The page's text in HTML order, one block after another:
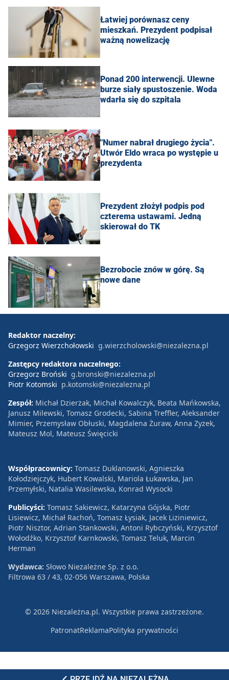
Łatwiej porównasz ceny
mieszkań. Prezydent podpisał
ważną nowelizację
Ponad 200 interwencji. Ulewne
burze siały spustoszenie. Woda
wdarła się do szpitala
"Numer nabrał drugiego życia".
Utwór Eldo wraca po występie u
prezydenta
Prezydent złożył podpis pod
czterema ustawami. Jedną
skierował do TK
Bezrobocie znów w górę. Są
nowe dane
Redaktor naczelny:
Grzegorz Wierzchołowski g.wierzcholowski@niezalezna.pl
Zastępcy redaktora naczelnego:
Grzegorz Broński g.bronski@niezalezna.pl
Piotr Kotomski p.kotomski@niezalezna.pl
Zespół: Michał Dzierżak, Michał Kowalczyk, Beata Mańkowska,
Janusz Milewski, Tomasz Grodecki, Sabina Treffler, Aleksander
Mimier, Przemysław Obłuski, Magdalena Żuraw, Anna Zyzek,
Mateusz Mol, Mateusz Święcicki
Współpracownicy: Tomasz Duklanowski, Agnieszka
Kołodziejczyk, Hubert Kowalski, Mariola Łukawska, Jan
Przemyłski, Natalia Wasilewska, Konrad Wysocki
Publicyści: Tomasz Sakiewicz, Katarzyna Gójska, Piotr
Lisiewicz, Michał Rachoń, Tomasz Łysiak, Jacek Liziniewicz,
Piotr Nisztor, Adrian Stankowski, Antoni Rybczyński, Krzysztof
Wołodźko, Krzysztof Karnkowski, Tomasz Teluk, Marcin
Herman
Wydawca: Słowo Niezależne Sp. z o.o.
Filtrowa 63 / 43, 02-056 Warszawa, Polska
© 2026 Niezależna.pl. Wszystkie prawa zastrzeżone.
PatronatReklamaPolityka prywatności